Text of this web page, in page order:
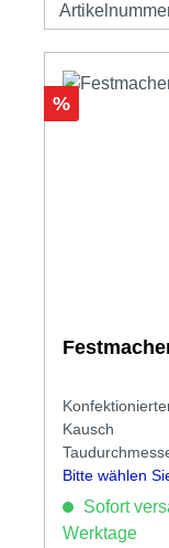
Rabatt
%
Kausch
Bitte wählen
Sofort
Werktage